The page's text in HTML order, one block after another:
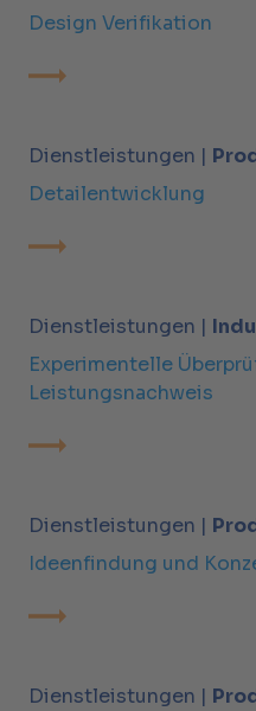
Design Verifikation
Dienstleistungen |
Detailentwicklung
Dienstleistungen |
Experimentelle
Leistungsnachweis
Dienstleistungen |
Ideenfindung und
Dienstleistungen |